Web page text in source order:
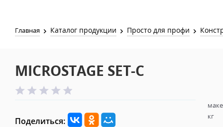
Главная Каталог продукции Просто для профи
MICROSTAGE SET-C
Поделиться:
кг